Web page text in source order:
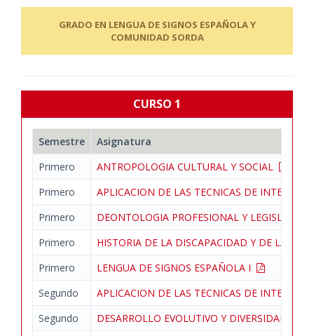
GRADO EN LENGUA DE SIGNOS ESPAÑOLA Y
COMUNIDAD SORDA
CURSO 1
Semestre
Asignatura
Primero
ANTROPOLOGIA CULTURAL Y SOCIAL
Primero
APLICACION DE LAS TECNICAS DE
Primero
DEONTOLOGIA PROFESIONAL Y
Primero
HISTORIA DE LA DISCAPACIDAD Y DE LA
Primero
LENGUA DE SIGNOS ESPAÑOLA I
Segundo
APLICACION DE LAS TECNICAS DE
Segundo
DESARROLLO EVOLUTIVO Y DIVERSIDAD